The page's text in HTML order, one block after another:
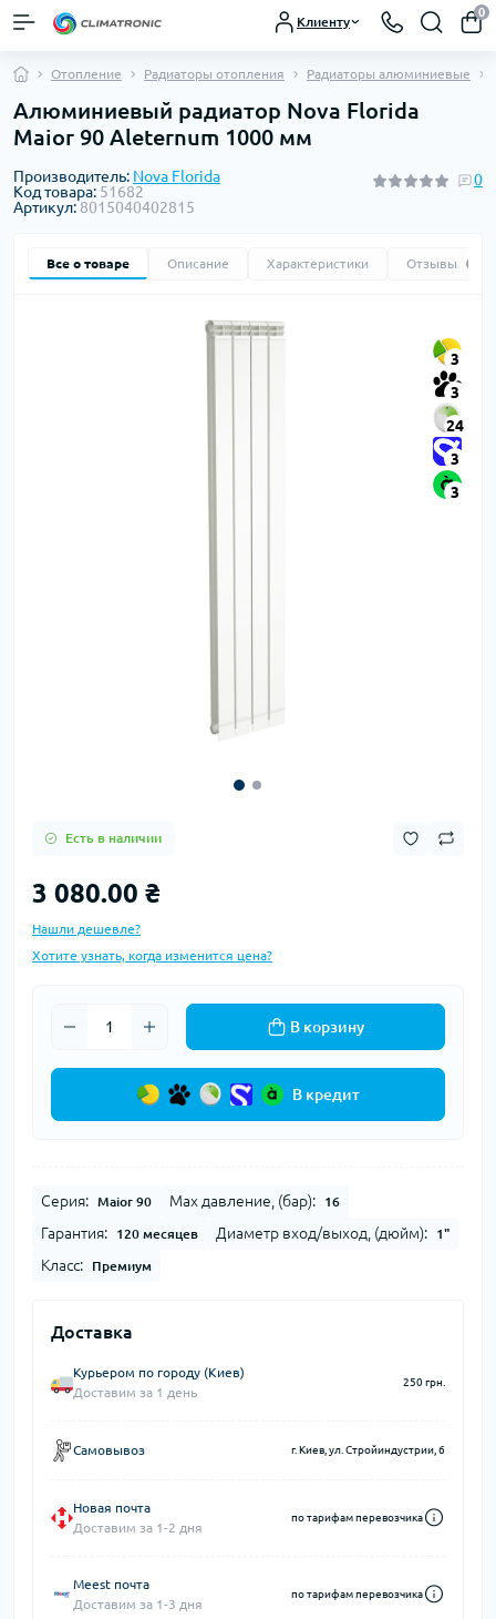
Клиенту
0
Отопление Радиаторы отопления Радиаторы алюминиевые
Алюминиевый радиатор Nova Florida
Maior 90 Aleternum 1000 мм
Производитель: Nova Florida
Код товара: 51682
Артикул: 8015040402815
0
Все о товаре Описание Характеристики Отзывы
3
3
24
3
3
Есть в наличии
3 080.00 ₴
Нашли дешевле?
Хотите узнать, когда изменится цена?
В корзину
В кредит
Серия: Maior 90 Max давление, (бар): 16
Гарантия: 120 месяцев Диаметр вход/выход, (дюйм): 1"
Класс: Премиум
Доставка
Курьером по городу (Киев)
Доставим за 1 день
250 грн.
Самовывоз г. Киев, ул. Стройиндустрии, 6
Новая почта
Доставим за 1-2 дня
по тарифам перевозчика
Meest почта
Доставим за 1-3 дня
по тарифам перевозчика